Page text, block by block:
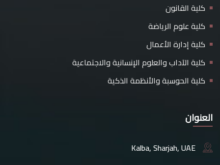
كلية القانون
كلية علوم الرياضة
كلية إدارة الأعمال
كلية الآداب والعلوم الإنسانية والاجتماعية
كلية الحوسبة والأنظمة الذكية
العنوان
Kalba, Sharjah, UAE